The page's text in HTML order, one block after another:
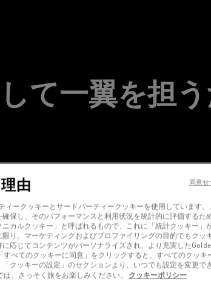
て一翼を担
て社会にプラスの影響を与えるこ
を通じて地域社会にさらなる価値
進に励んでいます。
の拠点をすべてイタリアに置くと
に社会のサステナビリティを組み込
由
ィークッキーとサードパーティークッキーを使用しています
保し、そのパフォーマンスと利用状況を統計的に評価するた
カルクッキー」と呼ばれるもので、これに「統計クッキー」
り、マーケティングおよびプロファイリングの目的でもクッ
応じてコンテンツがパーソナライズされ、より充実した
べてのクッキーに同意」をクリックすると、すべてのクッキ
クッキーの設定」のセクションより、いつでも設定を変更で
、さっそく旅をお楽しみください。 クッキーポリシー
同意